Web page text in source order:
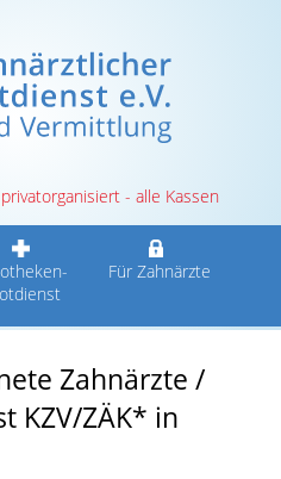
- alle Kassen
Für Zahnärzte
Zahnärzte /
KZV/ZÄK* in